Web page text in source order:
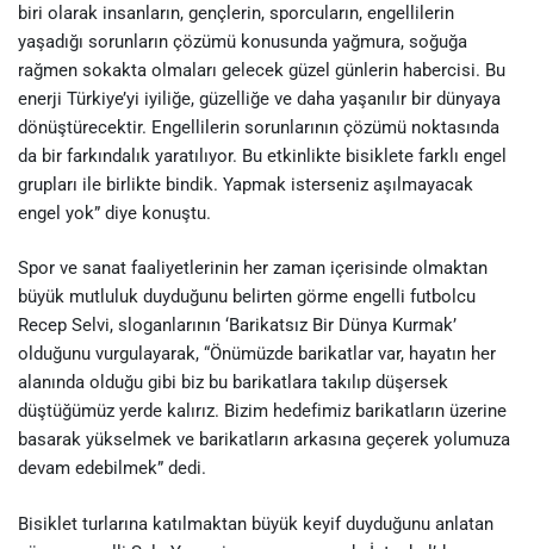
biri olarak insanların, gençlerin, sporcuların, engellilerin
yaşadığı sorunların çözümü konusunda yağmura, soğuğa
rağmen sokakta olmaları gelecek güzel günlerin habercisi. Bu
enerji Türkiye’yi iyiliğe, güzelliğe ve daha yaşanılır bir dünyaya
dönüştürecektir. Engellilerin sorunlarının çözümü noktasında
da bir farkındalık yaratılıyor. Bu etkinlikte bisiklete farklı engel
grupları ile birlikte bindik. Yapmak isterseniz aşılmayacak
engel yok” diye konuştu.
Spor ve sanat faaliyetlerinin her zaman içerisinde olmaktan
büyük mutluluk duyduğunu belirten görme engelli futbolcu
Recep Selvi, sloganlarının ‘Barikatsız Bir Dünya Kurmak’
olduğunu vurgulayarak, “Önümüzde barikatlar var, hayatın her
alanında olduğu gibi biz bu barikatlara takılıp düşersek
düştüğümüz yerde kalırız. Bizim hedefimiz barikatların üzerine
basarak yükselmek ve barikatların arkasına geçerek yolumuza
devam edebilmek” dedi.
Bisiklet turlarına katılmaktan büyük keyif duyduğunu anlatan